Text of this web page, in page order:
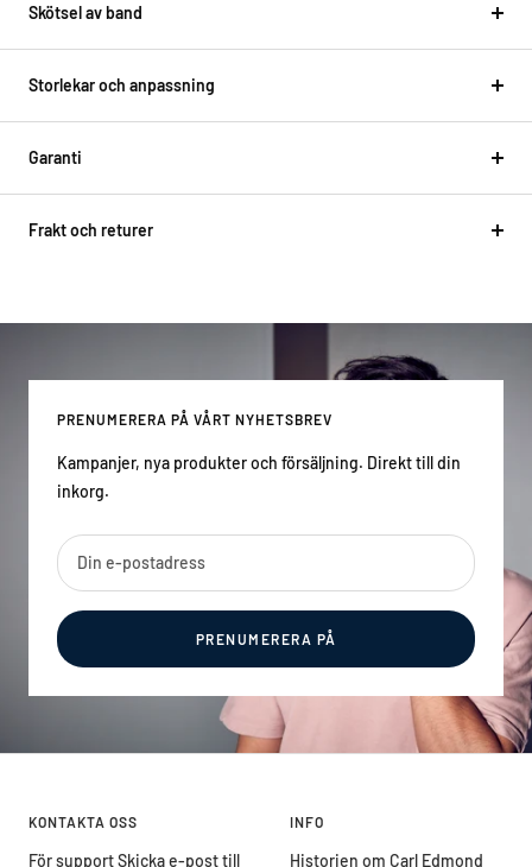
Skötsel av band
Storlekar och anpassning
Garanti
Frakt och returer
PRENUMERERA PÅ VÅRT NYHETSBREV
Kampanjer, nya produkter och försäljning. Direkt till din
inkorg.
Din e-postadress
PRENUMERERA PÅ
KONTAKTA OSS
För support Skicka e-post till
INFO
Historien om Carl Edmond